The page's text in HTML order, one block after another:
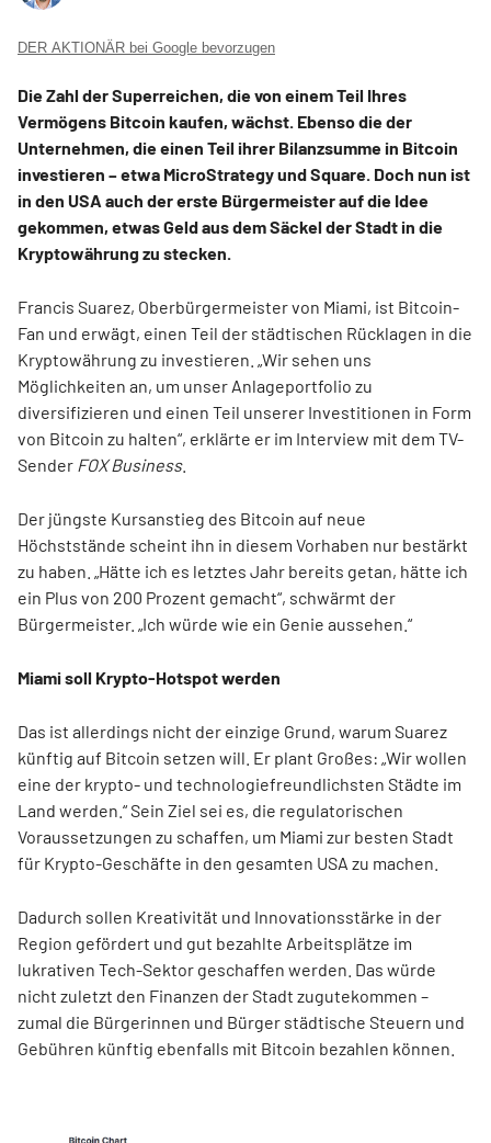
DER AKTIONÄR bei Google bevorzugen
Die Zahl der Superreichen, die von einem Teil Ihres
Vermögens Bitcoin kaufen, wächst. Ebenso die der
Unternehmen, die einen Teil ihrer Bilanzsumme in Bitcoin
investieren – etwa MicroStrategy und Square. Doch nun ist
in den USA auch der erste Bürgermeister auf die Idee
gekommen, etwas Geld aus dem Säckel der Stadt in die
Kryptowährung zu stecken.
Francis Suarez, Oberbürgermeister von Miami, ist Bitcoin-
Fan und erwägt, einen Teil der städtischen Rücklagen in die
Kryptowährung zu investieren. „Wir sehen uns
Möglichkeiten an, um unser Anlageportfolio zu
diversifizieren und einen Teil unserer Investitionen in Form
von Bitcoin zu halten“, erklärte er im Interview mit dem TV-
Sender FOX Business.
Der jüngste Kursanstieg des Bitcoin auf neue
Höchststände scheint ihn in diesem Vorhaben nur bestärkt
zu haben. „Hätte ich es letztes Jahr bereits getan, hätte ich
ein Plus von 200 Prozent gemacht“, schwärmt der
Bürgermeister. „Ich würde wie ein Genie aussehen.“
Miami soll Krypto-Hotspot werden
Das ist allerdings nicht der einzige Grund, warum Suarez
künftig auf Bitcoin setzen will. Er plant Großes: „Wir wollen
eine der krypto- und technologiefreundlichsten Städte im
Land werden.“ Sein Ziel sei es, die regulatorischen
Voraussetzungen zu schaffen, um Miami zur besten Stadt
für Krypto-Geschäfte in den gesamten USA zu machen.
Dadurch sollen Kreativität und Innovationsstärke in der
Region gefördert und gut bezahlte Arbeitsplätze im
lukrativen Tech-Sektor geschaffen werden. Das würde
nicht zuletzt den Finanzen der Stadt zugutekommen –
zumal die Bürgerinnen und Bürger städtische Steuern und
Gebühren künftig ebenfalls mit Bitcoin bezahlen können.